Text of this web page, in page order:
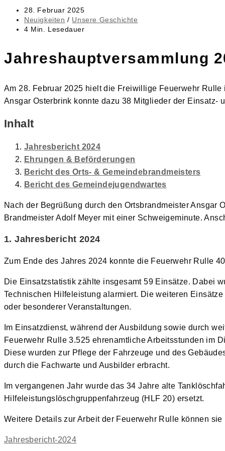
Beitrag
veröffentlicht:
28. Februar 2025
Beitrags-
Kategorie:
Neuigkeiten / Unsere Geschichte
Lesedauer:
4 Min. Lesedauer
Jahreshauptversammlung
Am 28. Februar 2025 hielt die Freiwillige Feuerwehr
Ansgar Osterbrink konnte dazu 38 Mitglieder der Einsatz-
Inhalt
Jahresbericht 2024
Ehrungen & Beförderungen
Bericht des Orts- & Gemeindebrandmeisters
Bericht des Gemeindejugendwartes
Nach der Begrüßung durch den Ortsbrandmeister Ansgar
Brandmeister Adolf Meyer mit einer Schweigeminute.
1. Jahresbericht 2024
Zum Ende des Jahres 2024 konnte die Feuerwehr Rulle
Die Einsatzstatistik zählte insgesamt 59 Einsätze. Dabei
Technischen Hilfeleistung alarmiert. Die weiteren
oder besonderer Veranstaltungen.
Im Einsatzdienst, während der Ausbildung sowie durch
Feuerwehr Rulle 3.525 ehrenamtliche Arbeitsstunden im
Diese wurden zur Pflege der Fahrzeuge und des
durch die Fachwarte und Ausbilder erbracht.
Im vergangenen Jahr wurde das 34 Jahre alte
Hilfeleistungslöschgruppenfahrzeug (HLF 20) ersetzt.
Weitere Details zur Arbeit der Feuerwehr Rulle können
Jahresbericht-2024